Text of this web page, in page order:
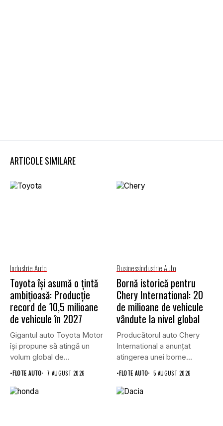
ARTICOLE SIMILARE
Industrie Auto
Toyota își asumă o țintă
ambițioasă: Producție
record de 10,5 milioane
de vehicule în 2027
Gigantul auto Toyota Motor
își propune să atingă un
volum global de...
•FLOTE AUTO 7 AUGUST 2026
BusinessIndustrie Auto
Bornă istorică pentru
Chery International: 20
de milioane de vehicule
vândute la nivel global
Producătorul auto Chery
International a anunțat
atingerea unei borne
istorice în industria...
•FLOTE AUTO 5 AUGUST 2026